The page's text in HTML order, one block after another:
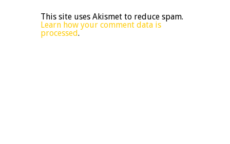
This site uses Akismet to reduce spam.
Learn how your comment data is
processed.